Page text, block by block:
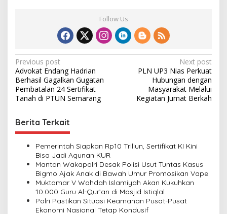
Follow Us
P
o
s
n
a
Previous post
Advokat Endang Hadrian
Berhasil Gagalkan Gugatan
Pembatalan 24 Sertifikat
Tanah di PTUN Semarang
Next post
PLN UP3 Nias Perkuat
Hubungan dengan
Masyarakat Melalui
Kegiatan Jumat Berkah
Berita Terkait
Pemerintah Siapkan Rp10 Triliun, Sertifikat KI Kini
Bisa Jadi Agunan KUR
Mantan Wakapolri Desak Polisi Usut Tuntas Kasus
Bigmo Ajak Anak di Bawah Umur Promosikan Vape
Muktamar V Wahdah Islamiyah Akan Kukuhkan
10.000 Guru Al-Qur’an di Masjid Istiqlal
Polri Pastikan Situasi Keamanan Pusat-Pusat
Ekonomi Nasional Tetap Kondusif